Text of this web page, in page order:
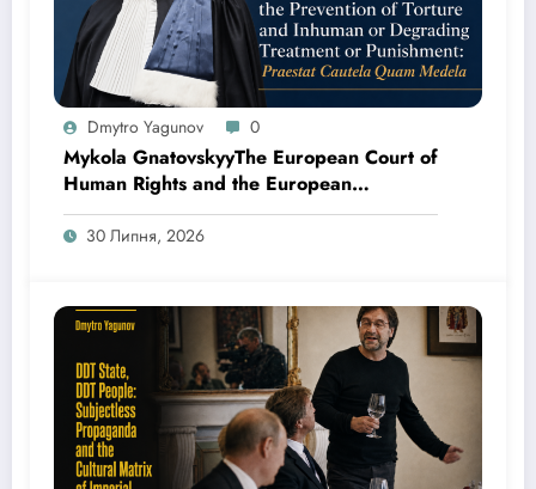
Dmytro Yagunov 0
Mykola GnatovskyyThe European Court of
Human Rights and the European
Committee for the Prevention of Torture
and Inhuman or Degrading Treatment or
30 Липня, 2026